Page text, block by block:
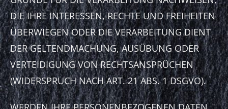
DIE IHRE INTERESSEN, RECHTE UND FREIHEITEN
ÜBERWIEGEN ODER DIE VERARBEITUNG DIENT
DER GELTENDMACHUNG, AUSÜBUNG ODER
VERTEIDIGUNG VON RECHTSANSPRÜCHEN
(WIDERSPRUCH NACH ART. 21 ABS. 1 DSGVO).